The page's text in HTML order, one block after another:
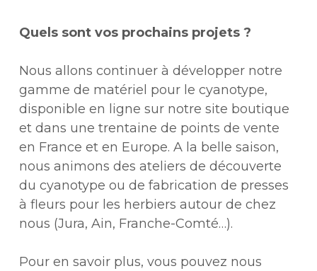
Quels sont vos prochains projets ?
Nous allons continuer à développer notre
gamme de matériel pour le cyanotype,
disponible en ligne sur notre site boutique
et dans une trentaine de points de vente
en France et en Europe. A la belle saison,
nous animons des ateliers de découverte
du cyanotype ou de fabrication de presses
à fleurs pour les herbiers autour de chez
nous (Jura, Ain, Franche-Comté…).
Pour en savoir plus, vous pouvez nous